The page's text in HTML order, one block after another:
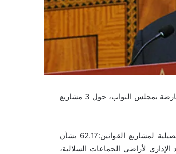
يدفع وزير الداخلية “عبد الوافي لفتيت”، في اتجاه خلق توافق بين الأغلبية والمعارضة بمجلس النواب، حول 3 مشاريع
في هذا الإطار تمت مساء أمس الثلاثاء وبحضور وزير الداخلية، المناقشة التفصيلية لمشاريع القوانين:62.17 بشأن
وتدبير أملاكها، 63.17 المتعلق بالتحديد الإداري لأراضي الجماعات السلالية،